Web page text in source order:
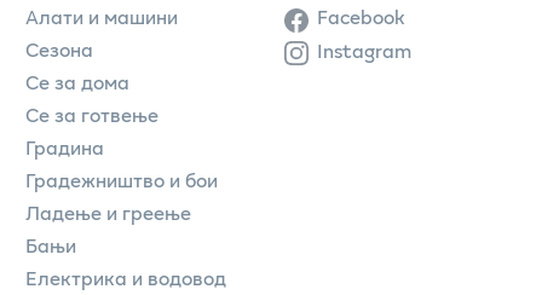
Алати и машини
Сезона
Се за дома
Се за готвење
Градина
Градежништво и бои
Ладење и греење
Бањи
Електрика и водовод
Facebook
Instagram